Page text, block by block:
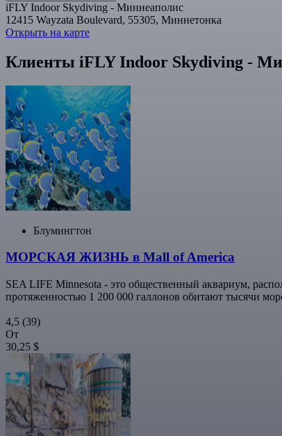
iFLY Indoor Skydiving - Миннеаполис
12415 Wayzata Boulevard, 55305, Миннетонка
Открыть на карте
Клиенты iFLY Indoor Skydiving -
Блумингтон
МОРСКАЯ ЖИЗНЬ в Mall of America
SEA LIFE Minnesota - это общественный аквариум,
протяженностью 1 200 000 галлонов обитают тысячи
4,5 (39)
От
30,25 $